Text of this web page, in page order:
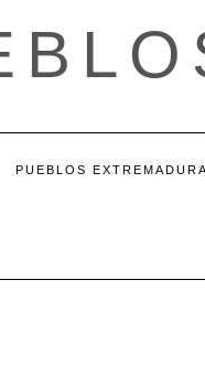
PUEBLOS EXTREMADURA